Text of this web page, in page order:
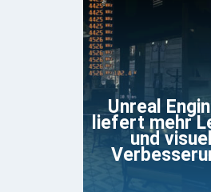
Unreal
liefert mehr
und